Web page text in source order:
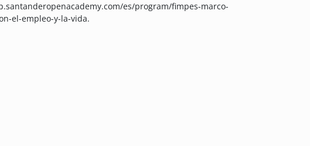
es/program/fimpes-marco-
el-empleo-y-la-vida.